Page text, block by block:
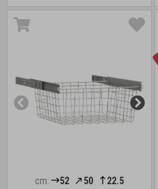
cm: 52 50
22.5